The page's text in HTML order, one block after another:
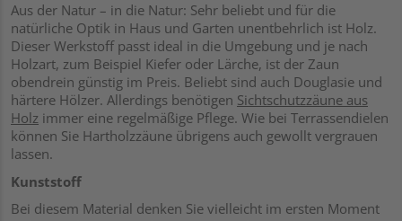
Aus der Natur – in die Natur: Sehr beliebt und für die
natürliche Optik in Haus und Garten unentbehrlich ist Holz.
Dieser Werkstoff passt ideal in die Umgebung und je nach
Holzart, zum Beispiel Kiefer oder Lärche, ist der Zaun
obendrein günstig im Preis. Beliebt sind auch Douglasie und
härtere Hölzer. Allerdings benötigen Sichtschutzzäune aus
Holz immer eine regelmäßige Pflege. Wie bei Terrassendielen
können Sie Hartholzzäune übrigens auch gewollt vergrauen
lassen.
Kunststoff
Bei diesem Material denken Sie vielleicht im ersten Moment